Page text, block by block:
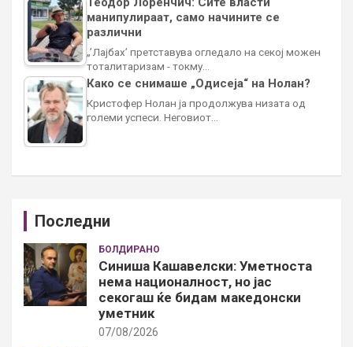
манипулираат, само начините се
различни
„’Лајбах’ претставува огледало на секој можен
тоталитаризам - токму…
Како се снимаше „Одисеја“ на Нолан?
Кристофер Нолан ја продолжува низата од
големи успеси. Неговиот…
Последни
БОЛДИРАНО
Синиша Кашавелски: Уметноста
нема националност, но јас
секогаш ќе бидам македонски
уметник
07/08/2026